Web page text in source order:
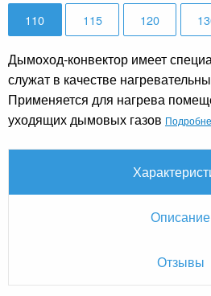
110 115 120
Дымоход-конвектор имеет
служат в качестве
Применяется для нагрева
уходящих дымовых газов
Описание
Отзывы